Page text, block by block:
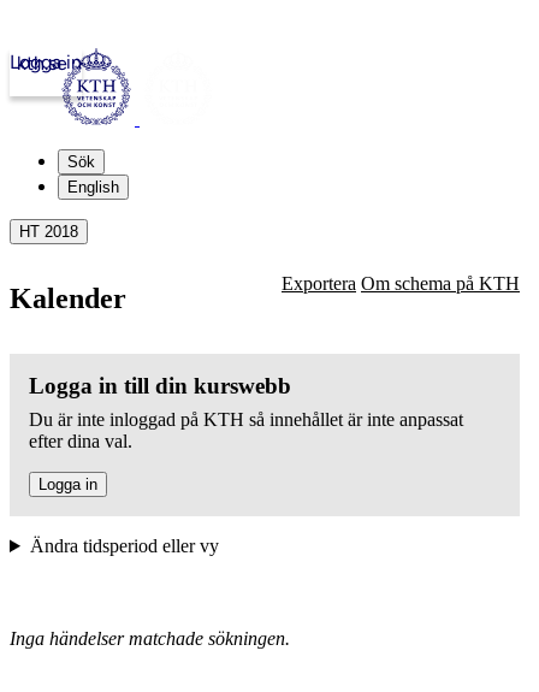
kth.se
Logga in
Sök
English
HT 2018
Kalender Exportera Om schema på KTH
Logga in till din kurswebb
Du är inte inloggad på KTH så innehållet är inte anpassat
efter dina val.
Logga in
Ändra tidsperiod eller vy
Inga händelser matchade sökningen.